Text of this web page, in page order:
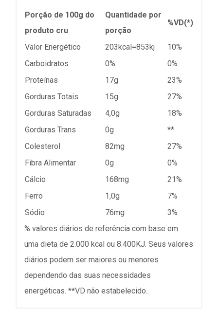
Porção de 100g do
produto cru
Quantidade por
porção
%VD(*)
Valor Energético 203kcal=853kj
10%
Carboidratos
0%
0%
Proteínas
17g
23%
Gorduras Totais
15g
27%
Gorduras Saturadas
4,0g
18%
Gorduras Trans
0g
**
Colesterol
82mg
27%
Fibra Alimentar
0g
0%
Cálcio
168mg
21%
Ferro
1,0g
7%
Sódio
76mg
3%
% valores diários de referência com base em
uma dieta de 2.000 kcal ou 8.400KJ. Seus valores
diários podem ser maiores ou menores
dependendo das suas necessidades
energéticas. **VD não estabelecido..